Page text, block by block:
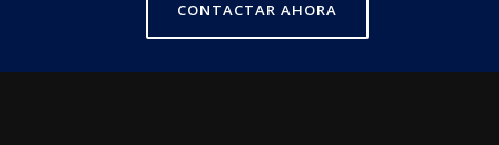
CONTACTAR AHORA